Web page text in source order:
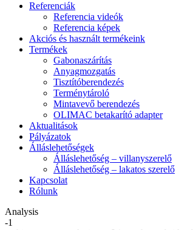
Referenciák
Referencia videók
Referencia képek
Akciós és használt termékeink
Termékek
Gabonaszárítás
Anyagmozgatás
Tisztítóberendezés
Terménytároló
Mintavevő berendezés
OLIMAC betakarító adapter
Aktualitások
Pályázatok
Álláslehetőségek
Álláslehetőség – villanyszerelő
Álláslehetőség – lakatos szerelő
Kapcsolat
Rólunk
Analysis
-1